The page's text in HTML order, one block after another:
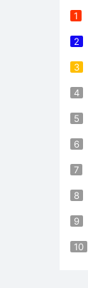
1
2
3
4
5
6
7
8
9
10